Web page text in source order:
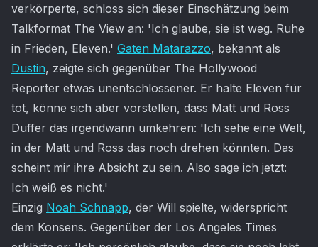
verkörperte, schloss sich dieser Einschätzung beim
Talkformat The View an: 'Ich glaube, sie ist weg. Ruhe
in Frieden, Eleven.' Gaten Matarazzo, bekannt als
Dustin, zeigte sich gegenüber The Hollywood
Reporter etwas unentschlossener. Er halte Eleven für
tot, könne sich aber vorstellen, dass Matt und Ross
Duffer das irgendwann umkehren: 'Ich sehe eine Welt,
in der Matt und Ross das noch drehen könnten. Das
scheint mir ihre Absicht zu sein. Also sage ich jetzt:
Ich weiß es nicht.'
Einzig Noah Schnapp, der Will spielte, widerspricht
dem Konsens. Gegenüber der Los Angeles Times